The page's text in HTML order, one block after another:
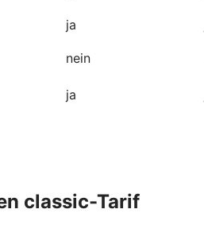
ja
nein
ja
classic-Tarif